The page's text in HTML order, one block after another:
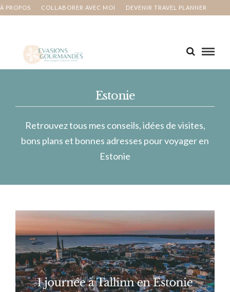
À PROPOS COLLABORER AVEC MOI DEVENIR TRAVEL PLANNER
Estonie
Retrouvez tous mes conseils, idées de visites,
bons plans et bonnes adresses pour voyager en
Estonie